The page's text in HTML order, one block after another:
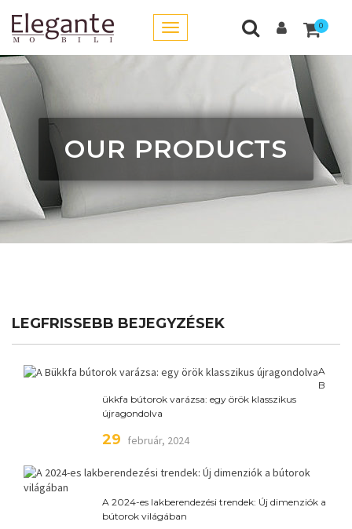
0
OUR PRODUCTS
LEGFRISSEBB BEJEGYZÉSEK
A
B
ükkfa bútorok varázsa: egy örök klasszikus
újragondolva
29 február, 2024
A 2024-es lakberendezési trendek: Új dimenziók a
bútorok világában